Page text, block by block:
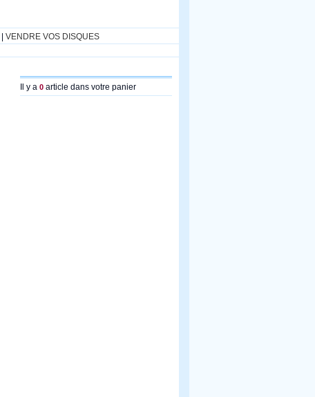
VENDRE VOS DISQUES
Il y a 0 article dans votre panier